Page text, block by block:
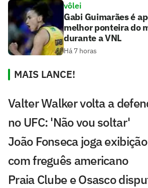
vôlei
Gabi Guimarães é
melhor ponteira do
durante a VNL
Há 7 horas
MAIS LANCE!
Valter Walker volta a
no UFC: 'Não vou soltar'
João Fonseca joga
com freguês americano
Praia Clube e Osasco